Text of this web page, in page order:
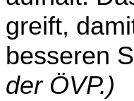
greift,
besseren
der ÖVP.)